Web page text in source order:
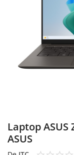
Autentificare
Laptop ASUS
ASUS